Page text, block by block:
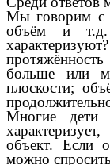
Мы говорим с
объём и т.д.
больше или
плоскости;
Многие дети
объект. Если
можно